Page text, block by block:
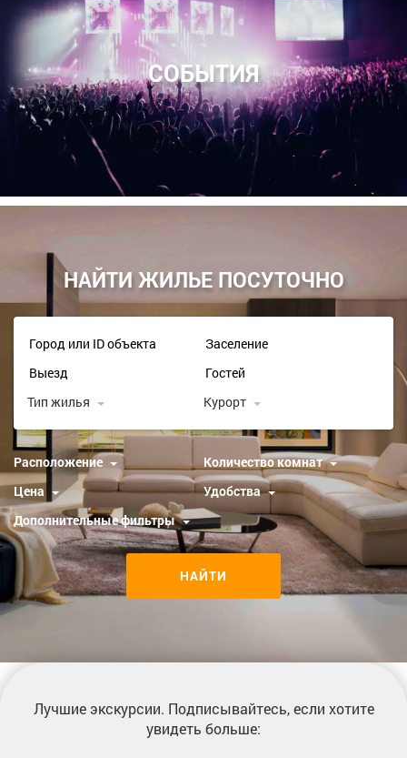
СОБЫТИЯ
НАЙТИ ЖИЛЬЕ ПОСУТОЧНО
Тип жилья Курорт
Расположение
Количество комнат
Цена
Удобства
Дополнительные фильтры
НАЙТИ
Лучшие экскурсии. Подписывайтесь, если хотите
увидеть больше: